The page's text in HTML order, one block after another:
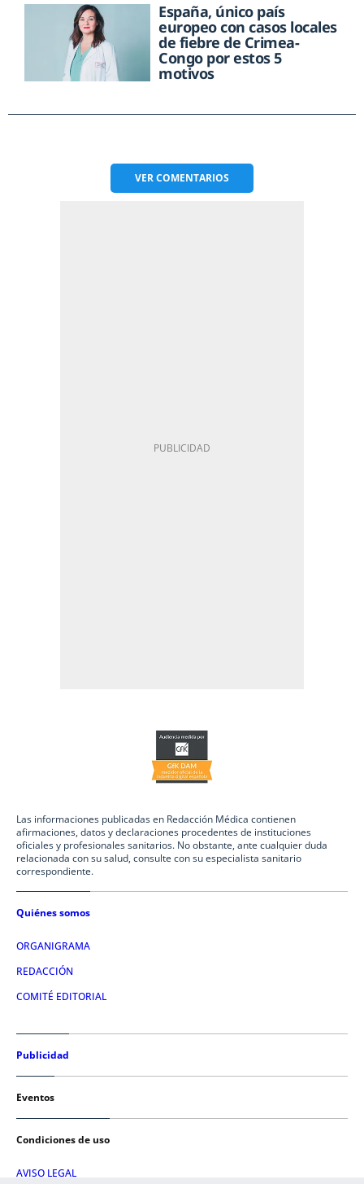
España, único país
europeo con casos locales
de fiebre de Crimea-
Congo por estos 5
motivos
VERCOMENTARIOS
Las informaciones publicadas en Redacción Médica contienen
afirmaciones, datos y declaraciones procedentes de instituciones
oficiales y profesionales sanitarios. No obstante, ante cualquier duda
relacionada con su salud, consulte con su especialista sanitario
correspondiente.
Quiénes somos
ORGANIGRAMA
REDACCIÓN
COMITÉ EDITORIAL
Publicidad
Eventos
Condiciones de uso
AVISO LEGAL